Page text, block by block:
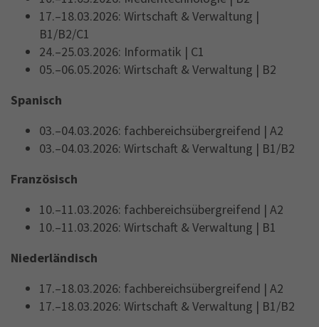
17.–18.03.2026: Wirtschaft & Verwaltung |
B1/B2/C1
24.–25.03.2026: Informatik | C1
05.–06.05.2026: Wirtschaft & Verwaltung | B2
Spanisch
03.–04.03.2026: fachbereichsübergreifend | A2
03.–04.03.2026: Wirtschaft & Verwaltung | B1/B2
Französisch
10.–11.03.2026: fachbereichsübergreifend | A2
10.–11.03.2026: Wirtschaft & Verwaltung | B1
Niederländisch
17.–18.03.2026: fachbereichsübergreifend | A2
17.–18.03.2026: Wirtschaft & Verwaltung | B1/B2